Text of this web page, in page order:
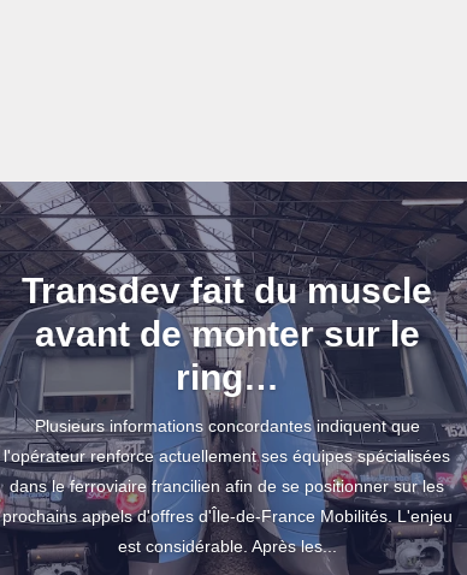
Transdev fait du muscle
avant de monter sur le
ring…
Plusieurs informations concordantes indiquent que
l'opérateur renforce actuellement ses équipes spécialisées
dans le ferroviaire francilien afin de se positionner sur les
prochains appels d'offres d'Île-de-France Mobilités. L'enjeu
est considérable. Après les...